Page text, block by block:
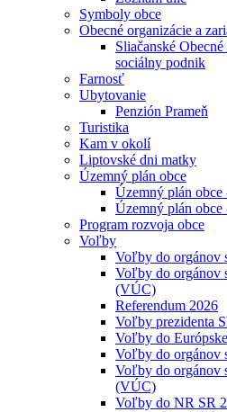
Symboly obce
Obecné organizácie a
Sliačanské
sociálny podnik
Farnosť
Ubytovanie
Penzión Prameň
Turistika
Kam v okolí
Liptovské dni matky
Územný plán obce
Územný plán obce
Územný plán
Program rozvoja obce
Voľby
Voľby do orgánov
Voľby do orgánov
(VÚC)
Referendum 2026
Voľby prezidenta
Voľby do
Voľby do orgánov
Voľby do orgánov
(VÚC)
Voľby do NR SR